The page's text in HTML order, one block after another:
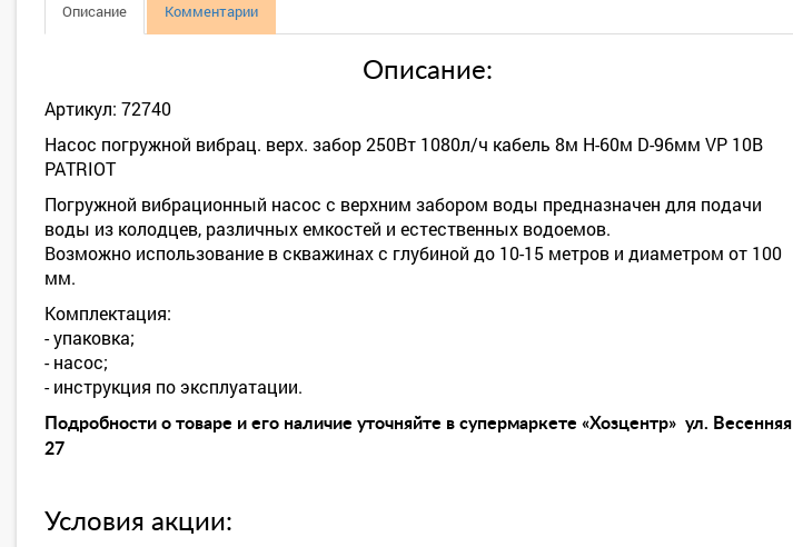
Описание Комментарии
Описание:
Артикул: 72740
Насос погружной вибрац. верх. забор 250Вт 1080л/ч кабель 8м Н-60м D-96мм VP 10В
PATRIOT
Погружной вибрационный насос с верхним забором воды предназначен для подачи
воды из колодцев, различных емкостей и естественных водоемов.
Возможно использование в скважинах с глубиной до 10-15 метров и диаметром от 100
мм.
Комплектация:
- упаковка;
- насос;
- инструкция по эксплуатации.
Подробности о товаре и его наличие уточняйте в супермаркете «Хозцентр» ул. Весенняя
27
Условия акции: